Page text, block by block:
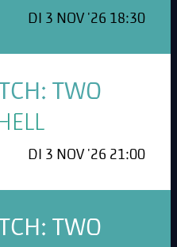
DI 3 NOV '26 18:30
TWO
DI 3 NOV '26 21:00
TWO